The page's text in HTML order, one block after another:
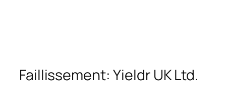
Faillissement: Yieldr UK Ltd.